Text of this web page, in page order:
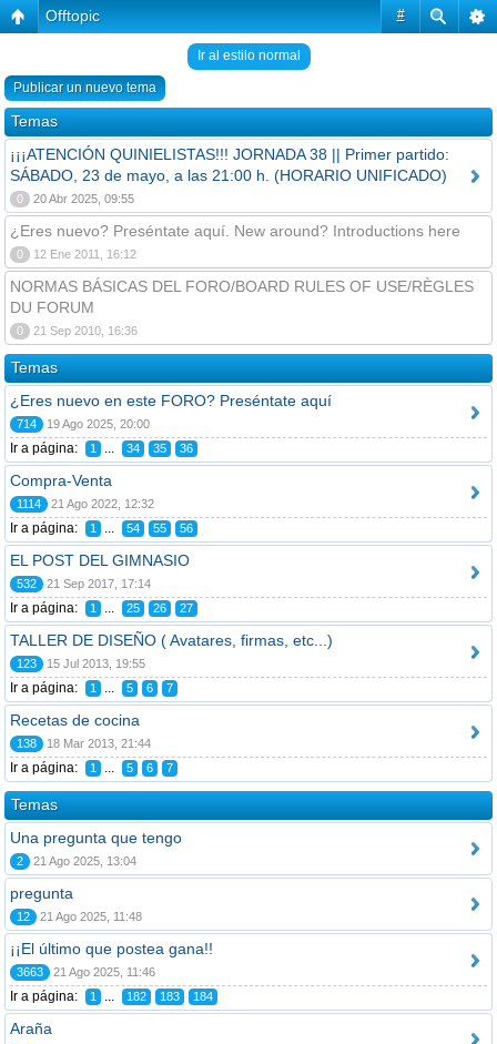
#
Offtopic
Ir al estilo normal
Publicar un nuevo tema
Temas
¡¡¡ATENCIÓN QUINIELISTAS!!! JORNADA 38 || Primer partido:
SÁBADO, 23 de mayo, a las 21:00 h. (HORARIO UNIFICADO)
0 20 Abr 2025, 09:55
¿Eres nuevo? Preséntate aquí. New around? Introductions here
0 12 Ene 2011, 16:12
NORMAS BÁSICAS DEL FORO/BOARD RULES OF USE/RÈGLES
DU FORUM
0 21 Sep 2010, 16:36
Temas
¿Eres nuevo en este FORO? Preséntate aquí
714 19 Ago 2025, 20:00
Ir a página: 1 ... 34 35 36
Compra-Venta
1114 21 Ago 2022, 12:32
Ir a página: 1 ... 54 55 56
EL POST DEL GIMNASIO
532 21 Sep 2017, 17:14
Ir a página: 1 ... 25 26 27
TALLER DE DISEÑO ( Avatares, firmas, etc...)
123 15 Jul 2013, 19:55
Ir a página: 1 ... 5 6 7
Recetas de cocina
138 18 Mar 2013, 21:44
Ir a página: 1 ... 5 6 7
Temas
Una pregunta que tengo
2 21 Ago 2025, 13:04
pregunta
12 21 Ago 2025, 11:48
¡¡El último que postea gana!!
3663 21 Ago 2025, 11:46
Ir a página: 1 ... 182 183 184
Araña